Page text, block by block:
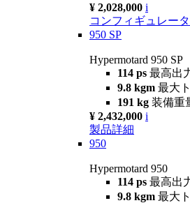
¥ 2,028,000 i
コンフィギュレー
950 SP
Hypermotard 950 SP
114 ps 最高出
9.8 kgm 最大
191 kg 装備重
¥ 2,432,000 i
製品詳細
950
Hypermotard 950
114 ps 最高出
9.8 kgm 最大